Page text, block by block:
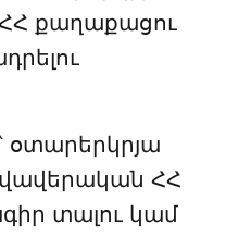
ՀՀ քաղաքացու
օտարերկրյա
վավերական ՀՀ
տալու կամ